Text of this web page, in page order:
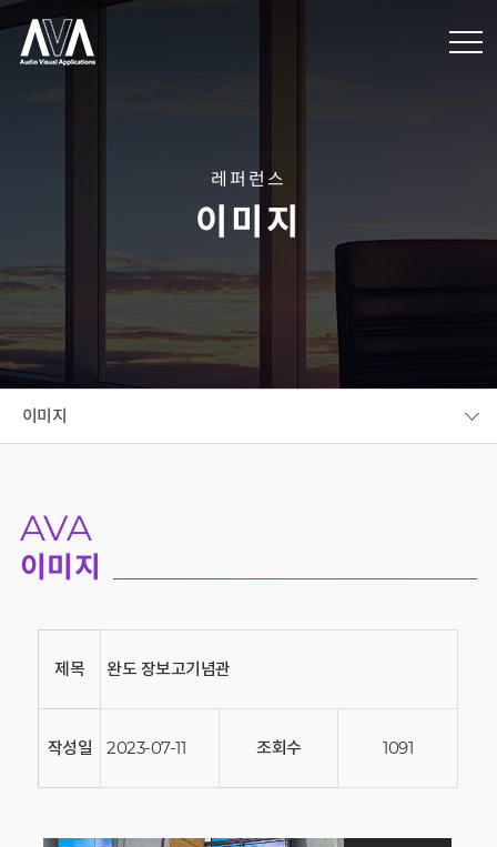
레퍼런스
이미지
이미지
AVA
이미지
제목 완도 장보고기념관
작성일 2023-07-11 조회수 1091